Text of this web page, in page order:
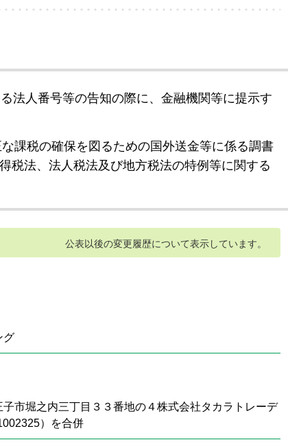
法人番号等の告知の際に、金融機関等に提示す
課税の確保を図るための国外送金等に係る調書
税法、法人税法及び地方税法の特例等に関する
公表以後の変更履歴について表示しています。
グ
市堀之内三丁目３３番地の４株式会社タカラトレーデ
）を合併